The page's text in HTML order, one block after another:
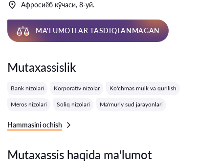
Афросиёб кўчаси, 8-уй.
MA'LUMOTLAR TASDIQLANMAGAN
Mutaxassislik
Bank nizolari Korporativ nizolar Ko'chmas mulk va qurilish
Meros nizolari Soliq nizolari Ma'muriy sud jarayonlari
Hammasini ochish
Mutaxassis haqida ma'lumot